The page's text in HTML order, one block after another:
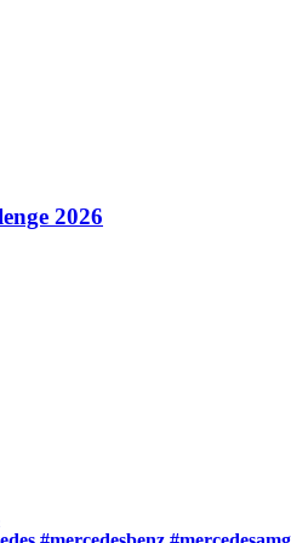
2026